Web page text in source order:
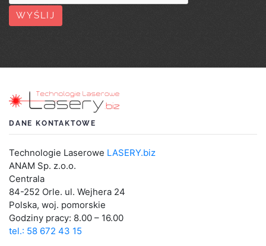
WYŚLIJ
DANE KONTAKTOWE
Technologie Laserowe LASERY.biz
ANAM Sp. z.o.o.
Centrala
84-252 Orle. ul. Wejhera 24
Polska, woj. pomorskie
Godziny pracy: 8.00 – 16.00
tel.: 58 672 43 15